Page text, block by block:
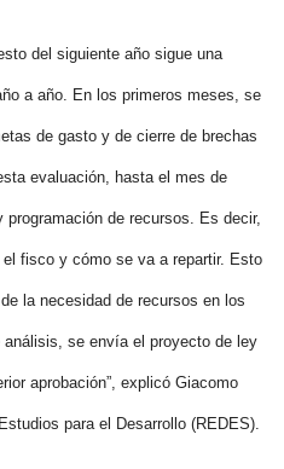
del siguiente año sigue una
a año. En los primeros meses, se
de gasto y de cierre de brechas
evaluación, hasta el mes de
de recursos. Es decir,
fisco y cómo se va a repartir. Esto
la necesidad de recursos en los
se envía el proyecto de ley
aprobación”, explicó Giacomo
para el Desarrollo (REDES).